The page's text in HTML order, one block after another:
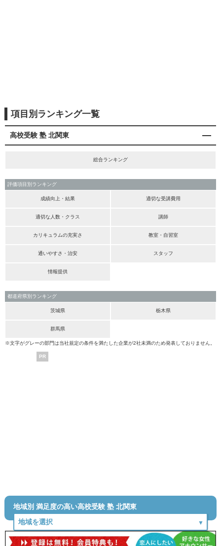
項目別ランキング一覧
高校受験 塾 北関東
総合ランキング
評価項目別ランキング
成績向上・結果 適切な受講費用
適切な人数・クラス 講師
カリキュラムの充実さ 教室・自習室
通いやすさ・治安 スタッフ
情報提供
都道府県別ランキング
茨城県 栃木県
群馬県
※文字がグレーの部門は当社規定の条件を満たした企業が2社未満のため発表しておりません。
PR
地域別 満足度の高い高校受験 塾 北関東